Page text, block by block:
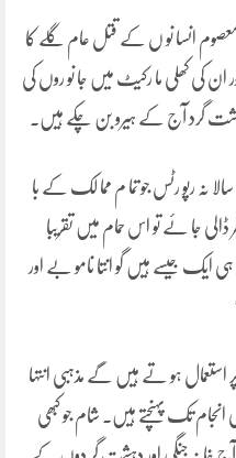
انسا نو ں کے قتل عام گلے کا
کی کھلی ما رکیٹ میں جا نو روں کی
گرد آج کے ہیرو بن چکے ہیں۔
نہ رپو رٹس جو تما م مما لک کے با
جا ئے تو اس حمام میں تقریبا
جیسے ہیں گو انتا نامو بے اور
استعمال ہو تے ہیں گے مذہبی انتہا
انجام تک پہنچتے ہیں۔ شام جو کبھی